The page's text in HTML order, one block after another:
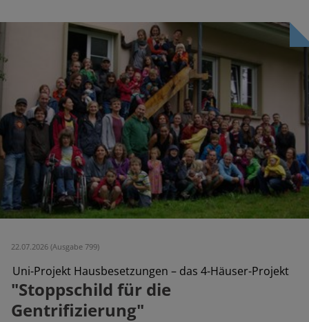
22.07.2026 (Ausgabe 799)
Uni-Projekt Hausbesetzungen – das 4-Häuser-Projekt
"Stoppschild für die
Gentrifizierung"